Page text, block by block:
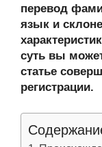
перевод
язык и
суть вы
статье
регистрации.